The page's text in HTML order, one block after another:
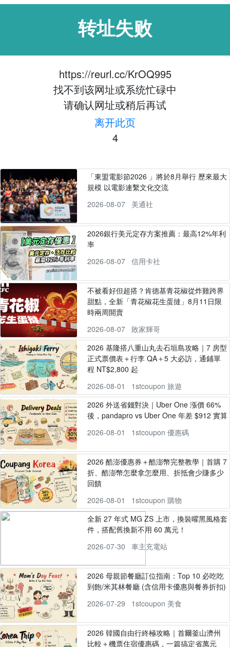
转址失败
https://reurl.cc/KrOQ995
找不到该网址或系统忙碌中
请确认网址或稍后再试
离开此页
3
「東盟電影節2026 」將於8月舉行 歷來最大
規模 以電影連繫文化交流
2026-08-07
美通社
2026銀行美元定存方案推薦：最高12%年利
率
2026-08-07
信用卡社
不被看好但超搭？肯德基青花椒從炸雞跨界
甜點，全新「青花椒花生蛋撻」8月11日限
時兩周開賣
2026-08-07
敗家輝哥
2026 基隆搭八重山丸去石垣島攻略｜7 房型
正式票價表＋行李 QA＋5 大必訪，通鋪單
程 NT$2,800 起
2026-08-01
1stcoupon 旅遊
2026 外送省錢對決｜Uber One 漲價 66%
後，pandapro vs Uber One 年差 $912 實算
2026-08-01
1stcoupon 優惠碼
2026 酷澎優惠券＋酷澎幣完整教學｜首購 7
折、酷澎幣怎麼拿怎麼用、折抵會少賺多少
回饋
2026-08-01
1stcoupon 購物
全新 27 年式 MG ZS 上市，換裝曜黑風格套
件，搭配舊換新不用 60 萬元！
2026-07-30
車主充電站
2026 母親節餐廳訂位指南：Top 10 必吃吃
到飽/米其林餐廳 (含信用卡優惠與餐券折扣)
2026-07-29
1stcoupon 美食
2026 韓國自由行終極攻略｜首爾釜山濟州
比較＋機票住宿優惠碼，一篇搞定省萬元